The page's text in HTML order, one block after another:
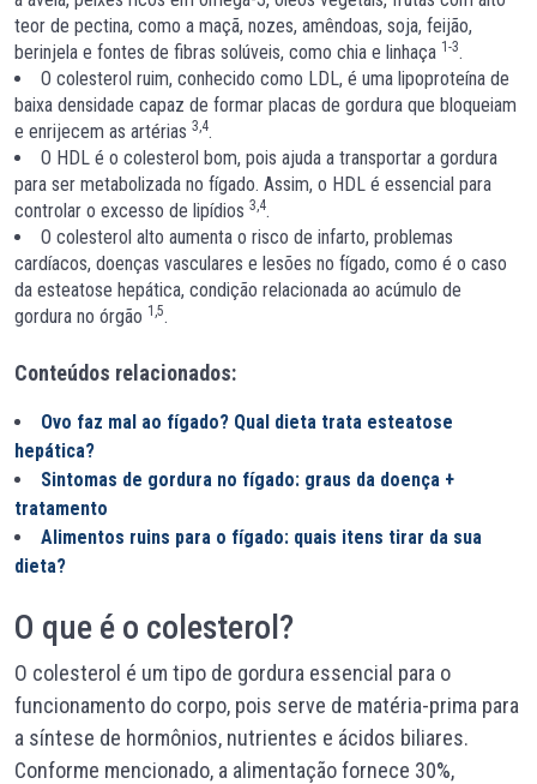
teor de pectina, como a maçã, nozes, amêndoas, soja, feijão,
berinjela e fontes de fibras solúveis, como chia e linhaça 1-3.
O colesterol ruim, conhecido como LDL, é uma lipoproteína de
baixa densidade capaz de formar placas de gordura que bloqueiam
e enrijecem as artérias 3,4.
O HDL é o colesterol bom, pois ajuda a transportar a gordura
para ser metabolizada no fígado. Assim, o HDL é essencial para
controlar o excesso de lipídios 3,4.
O colesterol alto aumenta o risco de infarto, problemas
cardíacos, doenças vasculares e lesões no fígado, como é o caso
da esteatose hepática, condição relacionada ao acúmulo de
gordura no órgão 1,5.
Conteúdos relacionados:
Ovo faz mal ao fígado? Qual dieta trata esteatose
hepática?
Sintomas de gordura no fígado: graus da doença +
tratamento
Alimentos ruins para o fígado: quais itens tirar da sua
dieta?
O que é o colesterol?
O colesterol é um tipo de gordura essencial para o
funcionamento do corpo, pois serve de matéria-prima para
a síntese de hormônios, nutrientes e ácidos biliares.
Conforme mencionado, a alimentação fornece 30%,